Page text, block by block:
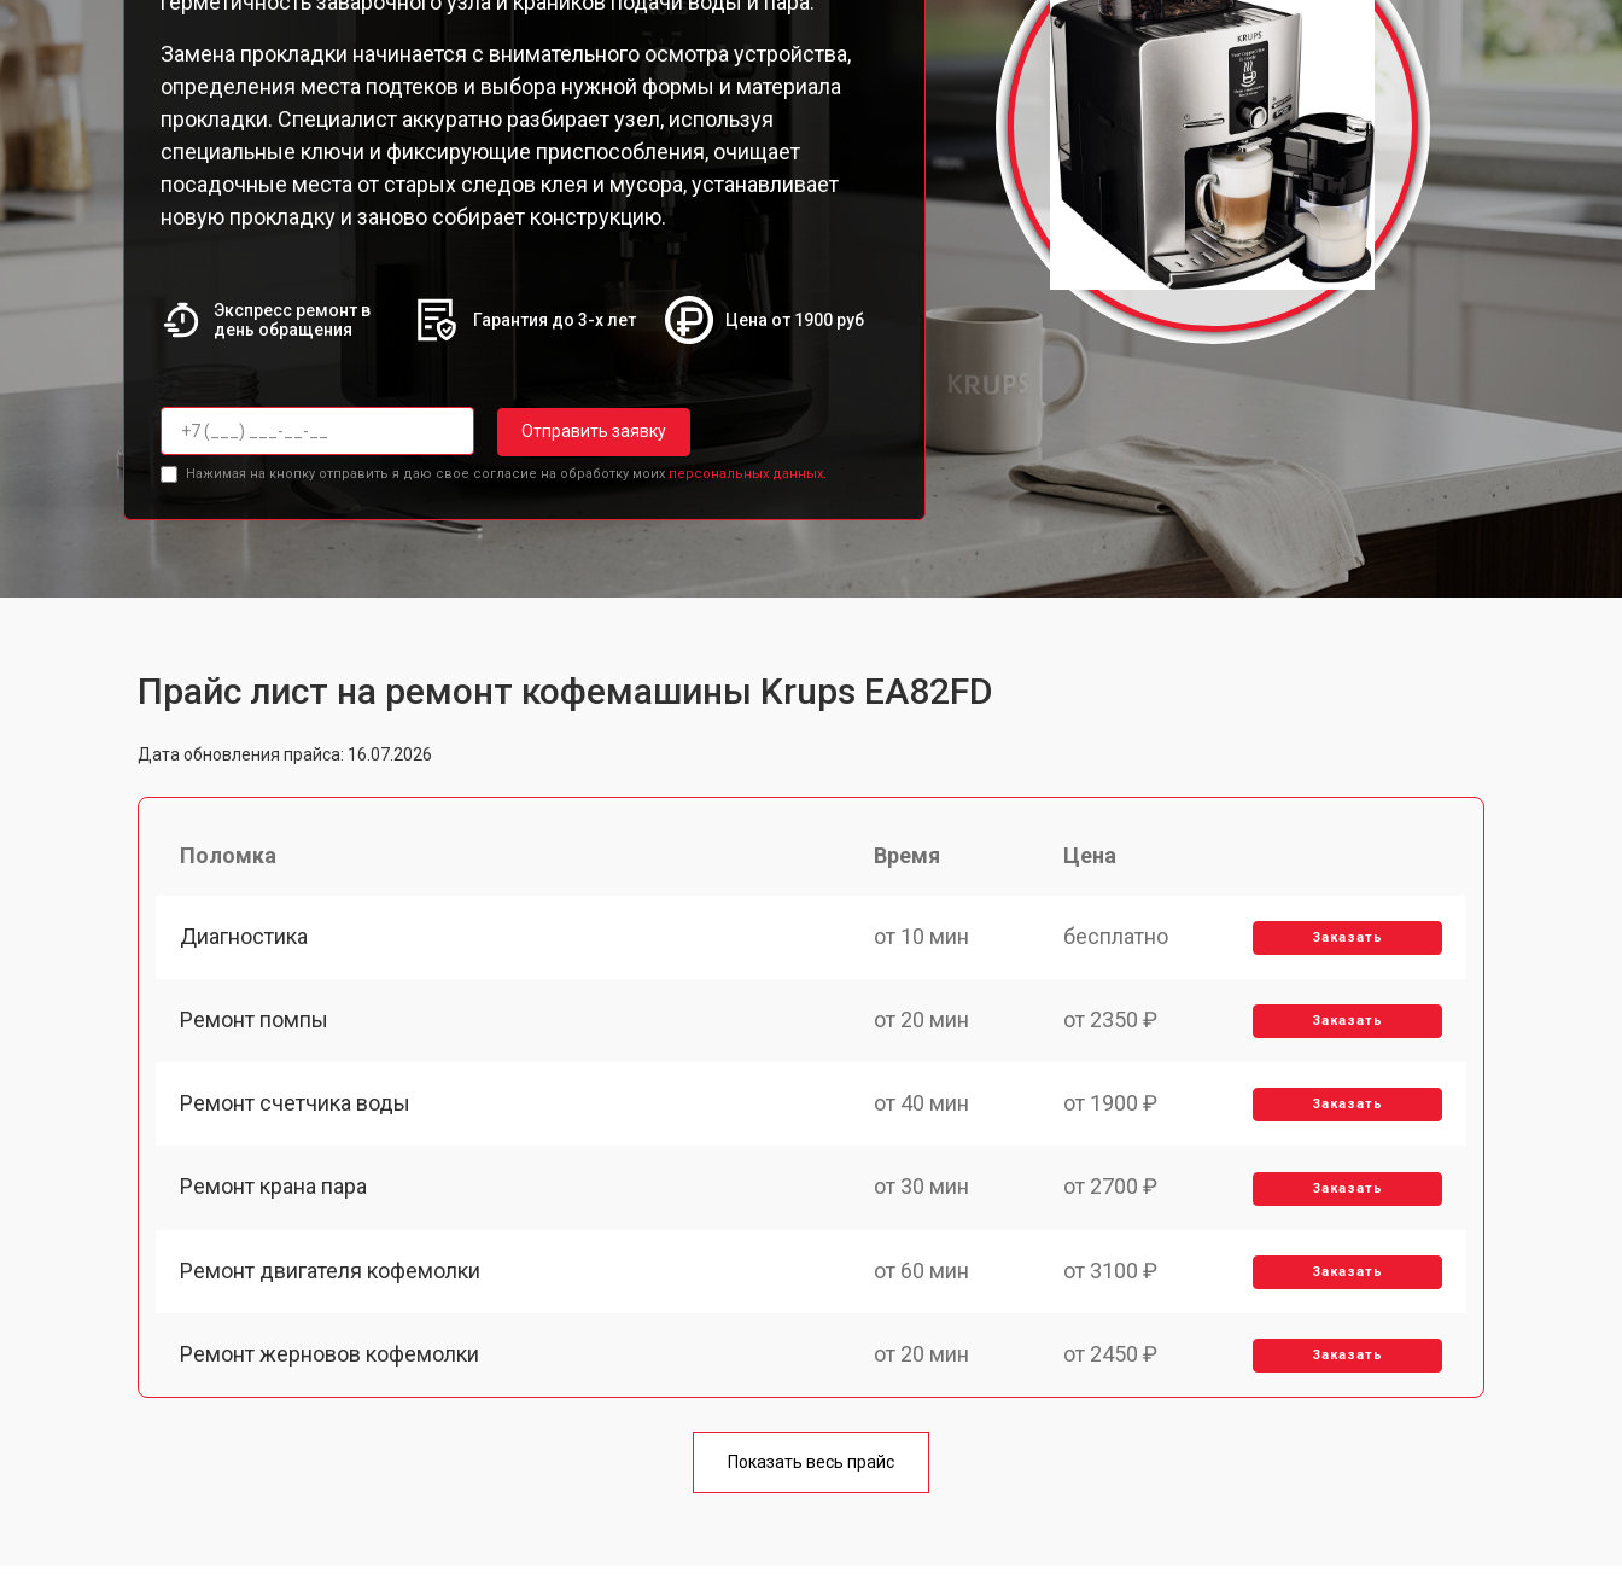
EA829E Latt' Express
EA8298 Latt' Express
EA826E30
EA826E Espresseria
EA8250 Compact Espresseria
EA819N Arabica
Quattro Force Evidence
Замена прокладки начинается с внимательного осмотра устройства,
определения места подтеков и выбора нужной формы и материала
прокладки. Специалист аккуратно разбирает узел, используя
специальные ключи и фиксирующие приспособления, очищает
посадочные места от старых следов клея и мусора, устанавливает
новую прокладку и заново собирает конструкцию.
Экспресс ремонт в
день обращения
Гарантия до 3-х лет Цена от 1900 руб
Отправить заявку
Нажимая на кнопку отправить я даю свое согласие на обработку моих персональных данных.
Прайс лист на ремонт кофемашины Krups EA82FD
Дата обновления прайса: 16.07.2026
Поломка Время Цена
Диагностика от 10 мин бесплатно Заказать
Ремонт помпы от 20 мин от 2350 ₽ Заказать
Ремонт счетчика воды от 40 мин от 1900 ₽ Заказать
Ремонт крана пара от 30 мин от 2700 ₽ Заказать
Ремонт двигателя кофемолки от 60 мин от 3100 ₽ Заказать
Ремонт жерновов кофемолки от 20 мин от 2450 ₽ Заказать
от 60 мин
Показать весь прайс